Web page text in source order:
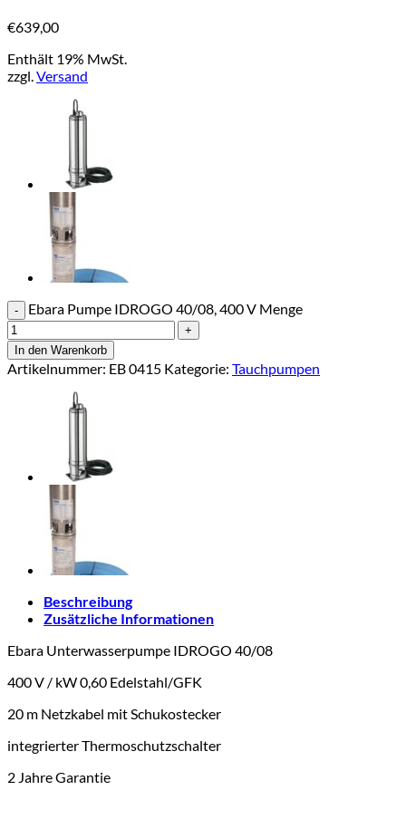
€639,00
Enthält 19% MwSt.
zzgl.Versand
Ebara Pumpe IDROGO 40/08, 400 V Menge
In den Warenkorb
Artikelnummer: EB 0415 Kategorie: Tauchpumpen
Beschreibung
Zusätzliche Informationen
Ebara Unterwasserpumpe IDROGO 40/08
400 V / kW 0,60 Edelstahl/GFK
20 m Netzkabel mit Schukostecker
integrierter Thermoschutzschalter
2 Jahre Garantie